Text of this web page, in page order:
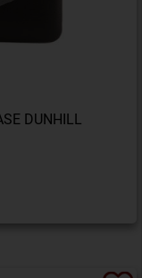
DUNHILL